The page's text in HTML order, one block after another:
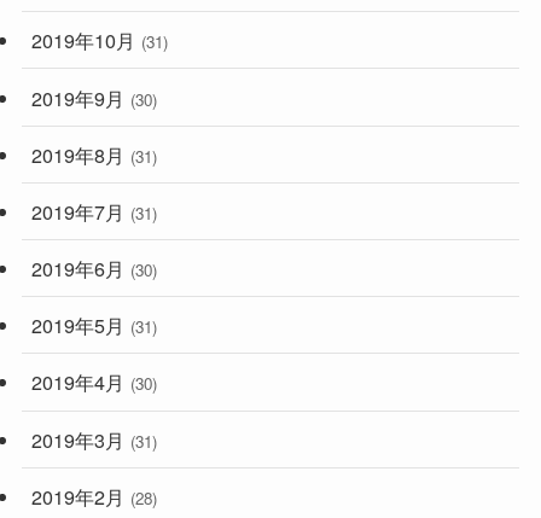
2019年10月 (31)
2019年9月 (30)
2019年8月 (31)
2019年7月 (31)
2019年6月 (30)
2019年5月 (31)
2019年4月 (30)
2019年3月 (31)
2019年2月 (28)